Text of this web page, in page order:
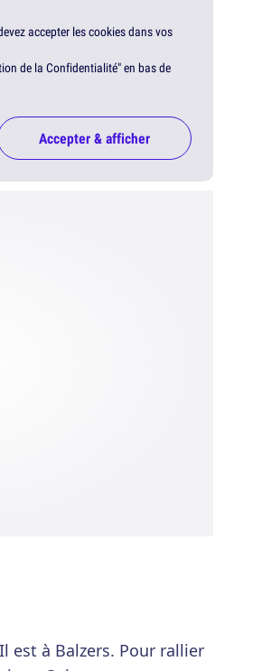
accepter les cookies dans vos
de la Confidentialité" en bas de
Accepter & afficher
est à Balzers. Pour rallier